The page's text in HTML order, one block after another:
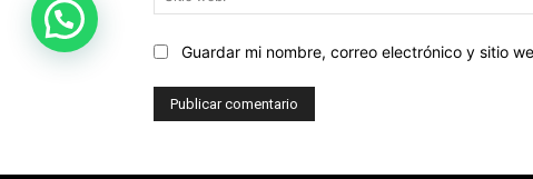
Guardar mi nombre, correo electrónico y sitio